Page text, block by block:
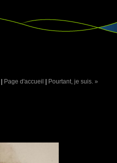
| Page d'accueil | Pourtant, je suis. »